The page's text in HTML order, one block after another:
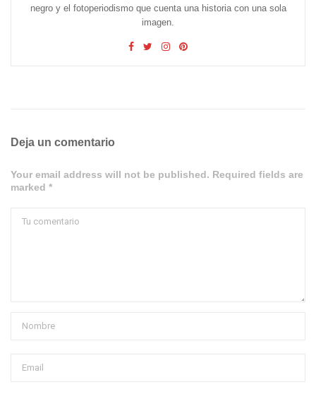
negro y el fotoperiodismo que cuenta una historia con una sola
imagen.
Deja un comentario
Your email address will not be published. Required fields are
marked *